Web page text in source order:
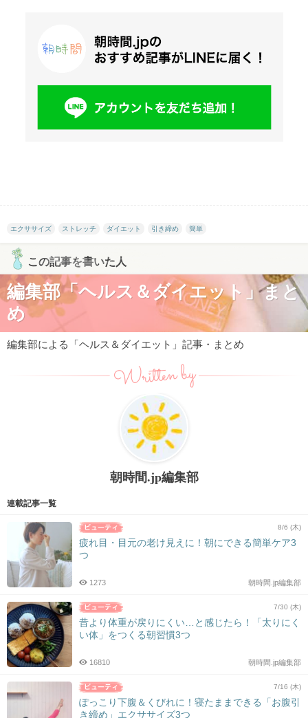
エクササイズ ストレッチ ダイエット 引き締め 簡単
この記事を書いた人
編集部「ヘルス＆ダイエット」まと
め
編集部による「ヘルス＆ダイエット」記事・まとめ
Written by
朝時間.jp編集部
連載記事一覧
8/6 (木)
疲れ目・目元の老け見えに！朝にできる簡単ケア3
つ
朝時間.jp編集部
1273
7/30 (木)
昔より体重が戻りにくい…と感じたら！「太りにく
い体」をつくる朝習慣3つ
朝時間.jp編集部
16810
7/16 (木)
ぽっこり下腹＆くびれに！寝たままできる「お腹引
き締め」エクササイズ3つ